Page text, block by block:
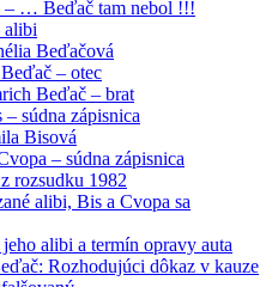
… Beďač tam nebol !!!
alibi
Beďačová
– otec
Beďač – brat
súdna zápisnica
Bisová
– súdna zápisnica
rozsudku 1982
alibi, Bis a Cvopa sa
alibi a termín opravy auta
Rozhodujúci dôkaz v kauze